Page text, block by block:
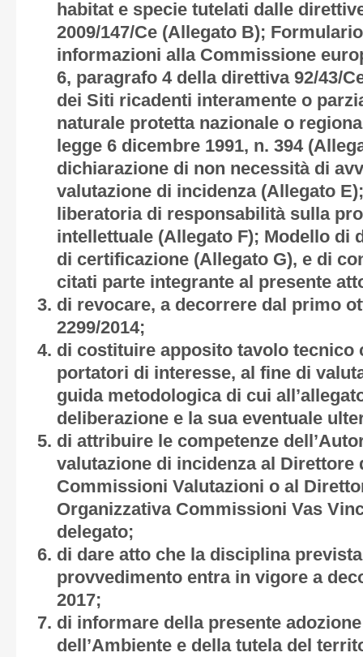
habitat e specie tutelati dalle
2009/147/Ce (Allegato B);
informazioni alla Commissione
6, paragrafo 4 della direttiva 92/43/
dei Siti ricadenti interamente o
naturale protetta nazionale o
legge 6 dicembre 1991, n. 394 (
dichiarazione di non necessità di
valutazione di incidenza (Allegato E
liberatoria di responsabilità sulla
intellettuale (Allegato F); Modello di
di certificazione (Allegato G), e di
citati parte integrante al presente
di revocare, a decorrere dal primo
2299/2014;
di costituire apposito tavolo tecnico
portatori di interesse, al fine di
guida metodologica di cui
deliberazione e la sua eventuale
di attribuire le competenze
valutazione di incidenza al Direttore
Commissioni Valutazioni o al
Organizzativa Commissioni Vas
delegato;
di dare atto che la disciplina
provvedimento entra in vigore a
2017;
di informare della presente
dell’Ambiente e della tutela del